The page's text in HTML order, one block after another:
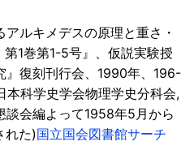
アルキメデスの原理と重さ・
1巻第1-5号』、仮説実験授
』復刻刊行会、1990年、196-
本科学史学会物理学史分科会,
談会編よって1958年5月から
れた)国立国会図書館サーチ